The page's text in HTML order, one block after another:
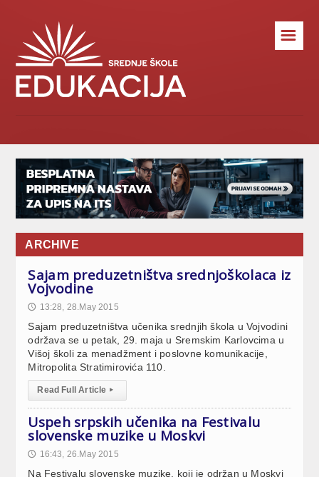
☰
ARCHIVE
Sajam preduzetništva srednjoškolaca iz
Vojvodine
🕔 13:28, 28.May 2015
Sajam preduzetništva učenika srednjih škola u Vojvodini
održava se u petak, 29. maja u Sremskim Karlovcima u
Višoj školi za menadžment i poslovne komunikacije,
Mitropolita Stratimirovića 110.
Read Full Article ▸
Uspeh srpskih učenika na Festivalu
slovenske muzike u Moskvi
🕔 16:43, 26.May 2015
Na Festivalu slovenske muzike, koji je održan u Moskvi